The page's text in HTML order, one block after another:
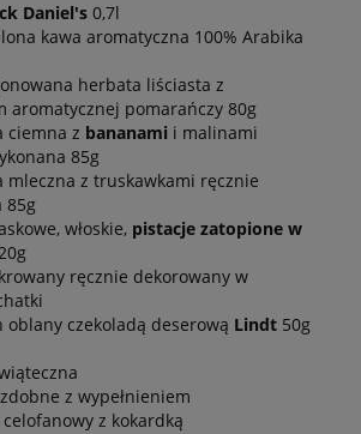
Daniel's 0,7l
kawa aromatyczna 100% Arabika
herbata liściasta z
aromatycznej pomarańczy 80g
ciemna z bananami i malinami
85g
mleczna z truskawkami ręcznie
85g
włoskie, pistacje zatopione w
ręcznie dekorowany w
oblany czekoladą deserową Lindt 50g
z wypełnieniem
z kokardką